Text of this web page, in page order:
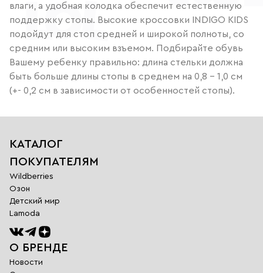
влаги, а удобная колодка обеспечит естественную
поддержку стопы. Высокие кроссовки INDIGO KIDS
подойдут для стоп средней и широкой полноты, со
средним или высоким взъемом. Подбирайте обувь
Вашему ребенку правильно: длина стельки должна
быть больше длины стопы в среднем на 0,8 – 1,0 см
(+- 0,2 см в зависимости от особенностей стопы).
КАТАЛОГ
ПОКУПАТЕЛЯМ
Wildberries
Озон
Детский мир
Lamoda
О БРЕНДЕ
Новости